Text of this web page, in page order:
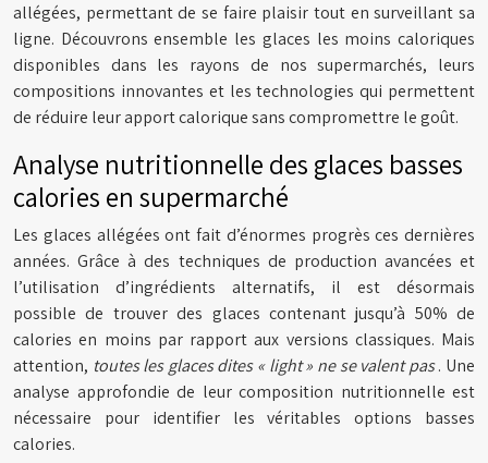
allégées, permettant de se faire plaisir tout en surveillant sa
ligne. Découvrons ensemble les glaces les moins caloriques
disponibles dans les rayons de nos supermarchés, leurs
compositions innovantes et les technologies qui permettent
de réduire leur apport calorique sans compromettre le goût.
Analyse nutritionnelle des glaces basses
calories en supermarché
Les glaces allégées ont fait d’énormes progrès ces dernières
années. Grâce à des techniques de production avancées et
l’utilisation d’ingrédients alternatifs, il est désormais
possible de trouver des glaces contenant jusqu’à 50% de
calories en moins par rapport aux versions classiques. Mais
attention, toutes les glaces dites « light » ne se valent pas. Une
analyse approfondie de leur composition nutritionnelle est
nécessaire pour identifier les véritables options basses
calories.